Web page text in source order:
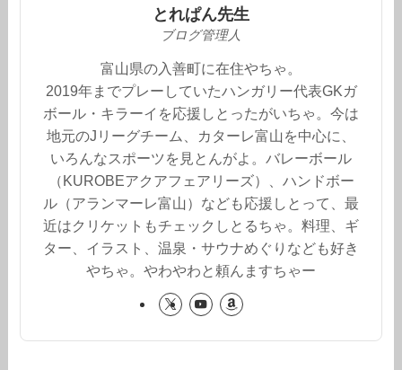
とれぱん先生
ブログ管理人
富山県の入善町に在住やちゃ。
2019年までプレーしていたハンガリー代表GKガ
ボール・キラーイを応援しとったがいちゃ。今は
地元のJリーグチーム、カターレ富山を中心に、
いろんなスポーツを見とんがよ。バレーボール
（KUROBEアクアフェアリーズ）、ハンドボー
ル（アランマーレ富山）なども応援しとって、最
近はクリケットもチェックしとるちゃ。料理、ギ
ター、イラスト、温泉・サウナめぐりなども好き
やちゃ。やわやわと頼んますちゃー